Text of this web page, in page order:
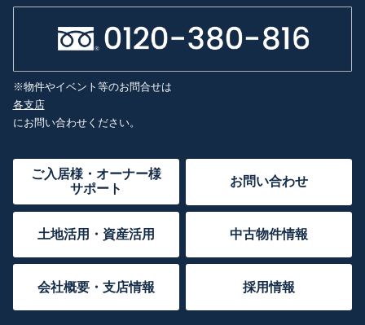
※物件やイベント等のお問合せは
各支店
にお問い合わせください。
ご入居様・オーナー様
サポート
お問い合わせ
土地活用・資産活用 中古物件情報
会社概要・支店情報 採用情報